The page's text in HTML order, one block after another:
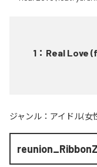
1 ： Real Love
ジャンル： アイドル(女
reunion_RibbonZ